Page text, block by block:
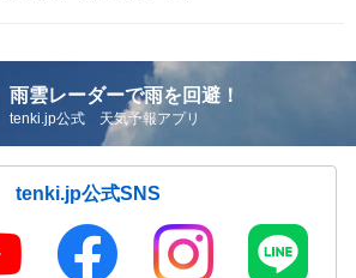
雨雲レーダーで雨を回避！
tenki.jp公式 天気予報アプリ
tenki.jp公式SNS